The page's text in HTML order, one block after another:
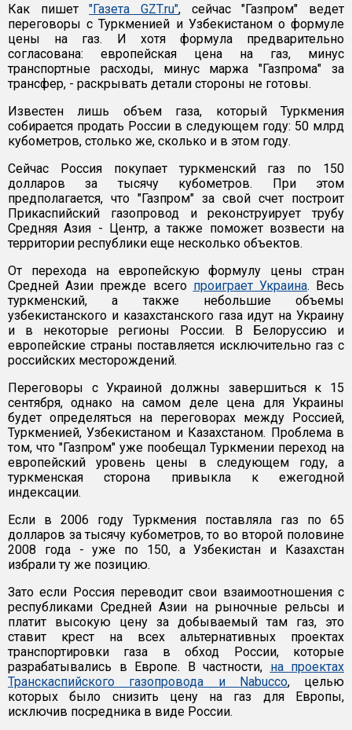
Как пишет"Газета GZT.ru", сейчас "Газпром" ведет
переговоры с Туркменией и Узбекистаном о формуле
цены на газ. И хотя формула предварительно
согласована: европейская цена на газ, минус
транспортные расходы, минус маржа "Газпрома" за
трансфер, - раскрывать детали стороны не готовы.
Известен лишь объем газа, который Туркмения
собирается продать России в следующем году: 50 млрд
кубометров, столько же, сколько и в этом году.
Сейчас Россия покупает туркменский газ по 150
долларов за тысячу кубометров. При этом
предполагается, что "Газпром" за свой счет построит
Прикаспийский газопровод и реконструирует трубу
Средняя Азия - Центр, а также поможет возвести на
территории республики еще несколько объектов.
От перехода на европейскую формулу цены стран
Средней Азии прежде всего проиграет Украина. Весь
туркменский, а также небольшие объемы
узбекистанского и казахстанского газа идут на Украину
и в некоторые регионы России. В Белоруссию и
европейские страны поставляется исключительно газ с
российских месторождений.
Переговоры с Украиной должны завершиться к 15
сентября, однако на самом деле цена для Украины
будет определяться на переговорах между Россией,
Туркменией, Узбекистаном и Казахстаном. Проблема в
том, что "Газпром" уже пообещал Туркмении переход на
европейский уровень цены в следующем году, а
туркменская сторона привыкла к ежегодной
индексации.
Если в 2006 году Туркмения поставляла газ по 65
долларов за тысячу кубометров, то во второй половине
2008 года - уже по 150, а Узбекистан и Казахстан
избрали ту же позицию.
Зато если Россия переводит свои взаимоотношения с
республиками Средней Азии на рыночные рельсы и
платит высокую цену за добываемый там газ, это
ставит крест на всех альтернативных проектах
транспортировки газа в обход России, которые
разрабатывались в Европе. В частности, на проектах
Транскаспийского газопровода и Nabucco, целью
которых было снизить цену на газ для Европы,
исключив посредника в виде России.